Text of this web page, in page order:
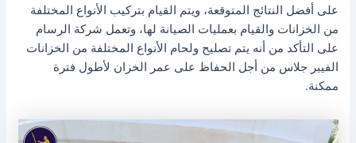
على أفضل النتائج المتوقعة، ويتم القيام بتركيب الأنواع المختلفة
من الخزانات والقيام بعمليات الصيانة لها، وتعمل شركة الرسام
على التأكد من أنه يتم تصليح ولحام الأنواع المختلفة من الخزانات
الفيبر جلاس من أجل الحفاظ على عمر الخزان لأطول فترة
ممكنة.